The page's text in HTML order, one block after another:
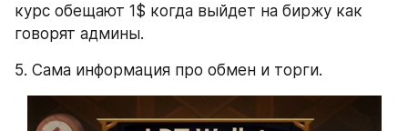
курс обещают 1$ когда выйдет на биржу как
говорят админы.
5. Сама информация про обмен и торги.